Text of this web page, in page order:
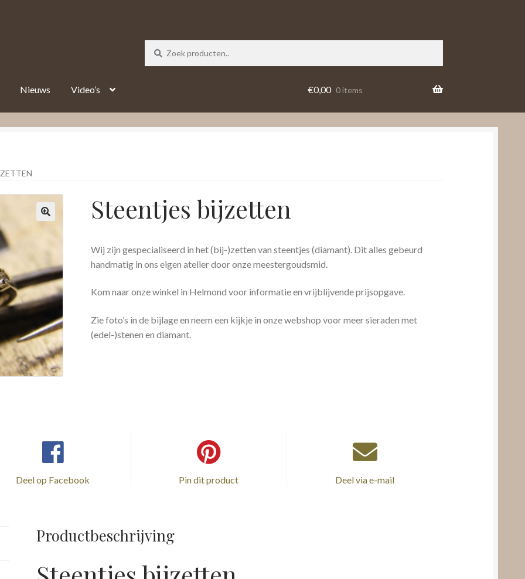
Nieuws Video’s €0,00 0 items
Steentjes bijzetten
Wij zijn gespecialiseerd in het (bij-)zetten van steentjes (diamant). Dit alles gebeurd
handmatig in ons eigen atelier door onze meestergoudsmid.
Kom naar onze winkel in Helmond voor informatie en vrijblijvende prijsopgave.
Zie foto’s in de bijlage en neem een kijkje in onze webshop voor meer sieraden met
(edel-)stenen en diamant.
Deel op Facebook Pin dit product Deel via e-mail
Productbeschrijving